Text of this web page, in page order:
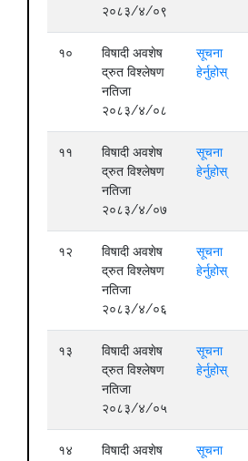
२०८३/४/०९
१०
विषादी अवशेष
द्रुत विश्लेषण
नतिजा
२०८३/४/०८
सूचना
हेर्नुहोस्
११
विषादी अवशेष
द्रुत विश्लेषण
नतिजा
२०८३/४/०७
सूचना
हेर्नुहोस्
१२
विषादी अवशेष
द्रुत विश्लेषण
नतिजा
२०८३/४/०६
सूचना
हेर्नुहोस्
१३
विषादी अवशेष
द्रुत विश्लेषण
नतिजा
२०८३/४/०५
सूचना
हेर्नुहोस्
१४
विषादी अवशेष
सूचना